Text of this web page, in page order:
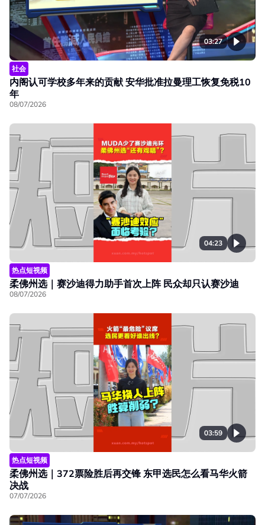
03:27
社会
内阁认可学校多年来的贡献 安华批准拉曼理工恢复免税10
年
08/07/2026
04:23
热点短视频
柔佛州选｜赛沙迪得力助手首次上阵 民众却只认赛沙迪
08/07/2026
03:59
热点短视频
柔佛州选｜372票险胜后再交锋 东甲选民怎么看马华火箭
决战
07/07/2026